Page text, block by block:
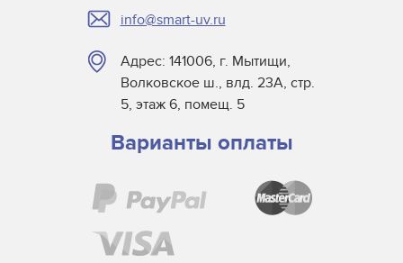
info@smart-uv.ru
Адрес: 141006, г. Мытищи,
Волковское ш., влд. 23А, стр.
5, этаж 6, помещ. 5
Варианты оплаты